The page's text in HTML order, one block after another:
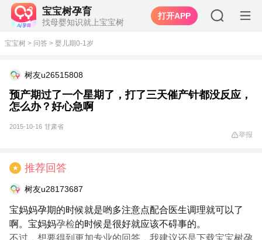
宝宝树孕育
找母婴知识就上宝宝树
打开APP
宝宝树 > 问答 > 婴儿期0-1岁
树友u26515808
预产期过了一个星期了，打了三天催产针都没反应，
怎么办？好心急啊
2015-10-16 甘肃省
举报
★ 推荐回答
树友u28173687
宝妈妈孕期的时候就是哟多注意点配合医生调理就可以了
啊。宝妈妈孕检的时候是很好就应该不碍事的。
不过，想要得到更加专业的回答，我建议还是下载宝宝树孕